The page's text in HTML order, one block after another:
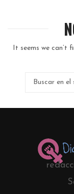
It seems we can’t